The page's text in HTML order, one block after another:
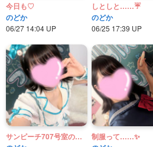
今日も♡
のどか
06/27 14:04 UP
しとしと……☔
のどか
06/25 17:39 UP
サンピーチ707号室のお兄様へ♡
制服って……✨